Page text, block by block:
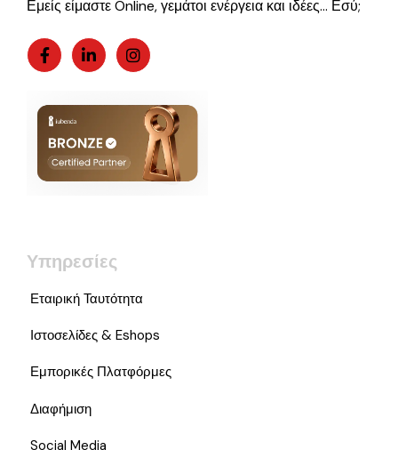
Εμείς είμαστε Online, γεμάτοι ενέργεια και ιδέες… Εσύ;
Υπηρεσίες
Εταιρική Ταυτότητα
Ιστοσελίδες & Eshops
Εμπορικές Πλατφόρμες
Διαφήμιση
Social Media